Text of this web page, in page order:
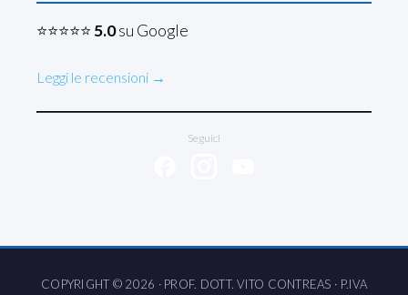
⭐⭐⭐⭐⭐ 5.0su Google
Leggi le recensioni →
Seguici
COPYRIGHT © 2026 · PROF. DOTT. VITO CONTREAS · P.IVA